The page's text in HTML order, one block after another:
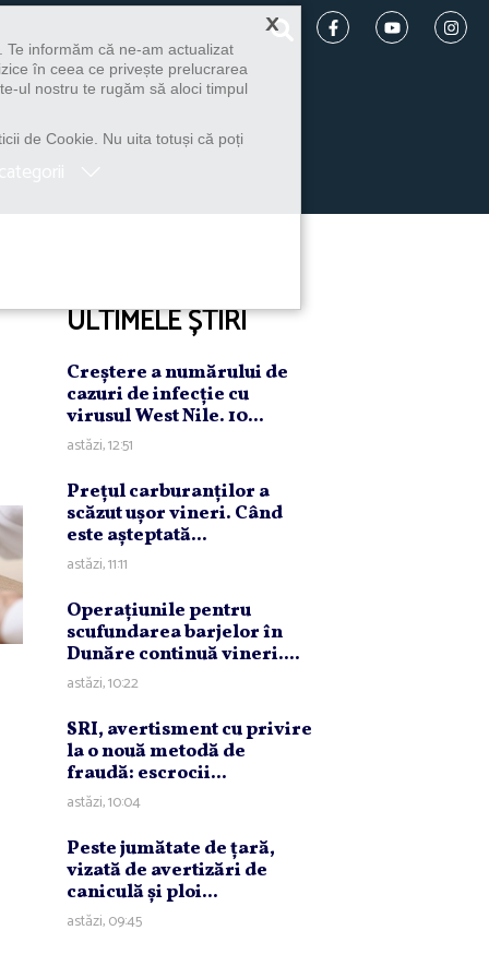
ULTIMELE ȘTIRI
Creştere a numărului de
cazuri de infecţie cu
virusul West Nile. 10...
astăzi, 12:51
Preţul carburanţilor a
scăzut uşor vineri. Când
este aşteptată...
astăzi, 11:11
Operaţiunile pentru
scufundarea barjelor în
Dunăre continuă vineri....
astăzi, 10:22
SRI, avertisment cu privire
la o nouă metodă de
fraudă: escrocii...
astăzi, 10:04
Peste jumătate de ţară,
vizată de avertizări de
caniculă şi ploi...
astăzi, 09:45
×
informăm că ne-am actualizat
în ceea ce privește prelucrarea
ul nostru te rugăm să aloci timpul
de Cookie. Nu uita totuși că poți